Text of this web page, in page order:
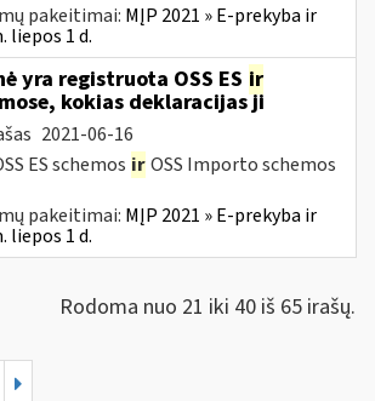
pakeitimai: MĮP 2021 » E-prekyba ir
liepos 1 d.
yra registruota OSS ES ir
kokias deklaracijas ji
2021-06-16
ES schemos irOSS Importo schemos
pakeitimai: MĮP 2021 » E-prekyba ir
liepos 1 d.
Rodoma nuo 21 iki 40 iš 65 irašų.